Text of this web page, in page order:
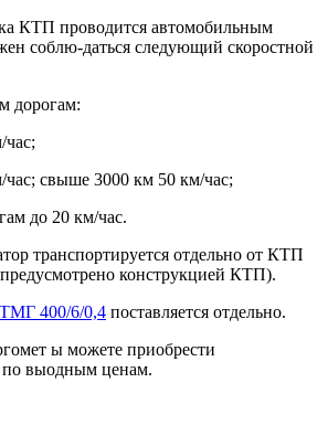
КТП проводится автомобильным
соблю-даться следующий скоростной
дорогам:
свыше 3000 км 50 км/час;
до 20 км/час.
транспортируется отдельно от КТП
конструкцией КТП).
400/6/0,4 поставляется отдельно.
ы можете приобрести
выодным ценам.